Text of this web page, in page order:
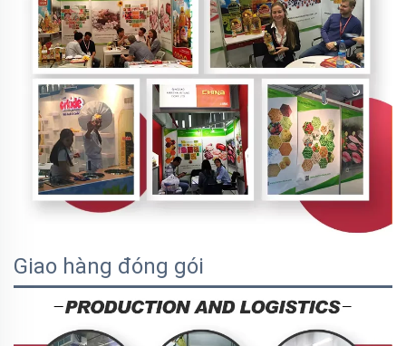
Giao hàng đóng gói